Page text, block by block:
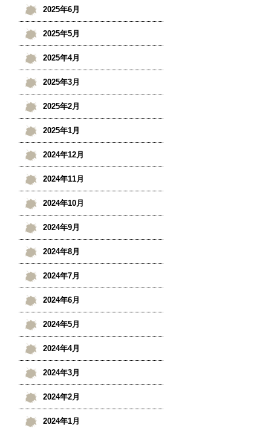
2025年6月
2025年5月
2025年4月
2025年3月
2025年2月
2025年1月
2024年12月
2024年11月
2024年10月
2024年9月
2024年8月
2024年7月
2024年6月
2024年5月
2024年4月
2024年3月
2024年2月
2024年1月